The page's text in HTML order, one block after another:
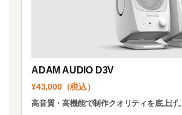
ADAM AUDIO D3V
¥43,000（税込）
高音質・高機能で制作クオリティを底上げ。